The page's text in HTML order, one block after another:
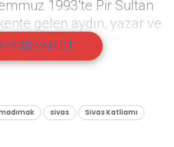
1993’te Pir Sultan
gelen aydın, yazar ve
Madımak Oteli’nin
sonucu 33 kişi
DEVAM ET
sivas
Sivas Katliamı